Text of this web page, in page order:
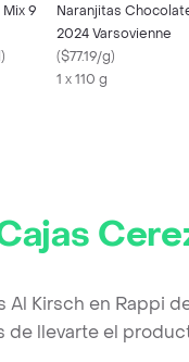
9
)
Naranjitas
2024 Varsovienne
($77.19/g)
1 x 110 g
Al Kirsch en Rappi
de llevarte el